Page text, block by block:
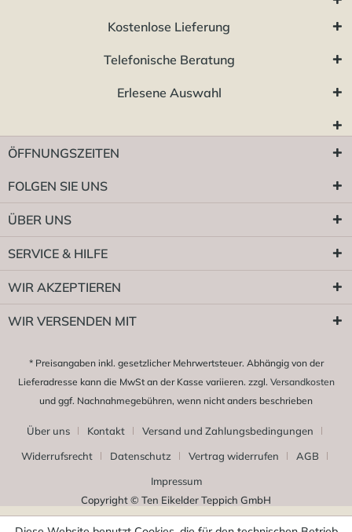
Kostenlose Lieferung
Telefonische Beratung
Erlesene Auswahl
ÖFFNUNGSZEITEN
FOLGEN SIE UNS
ÜBER UNS
SERVICE & HILFE
WIR AKZEPTIEREN
WIR VERSENDEN MIT
* Preisangaben inkl. gesetzlicher Mehrwertsteuer. Abhängig von der
Lieferadresse kann die MwSt an der Kasse variieren. zzgl. Versandkosten
und ggf. Nachnahmegebühren, wenn nicht anders beschrieben
Über uns Kontakt
Versand und Zahlungsbedingungen
Widerrufsrecht
Datenschutz Vertrag widerrufen
AGB
Impressum
Copyright © Ten Eikelder Teppich GmbH